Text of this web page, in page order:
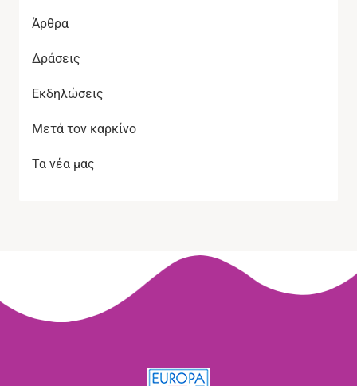
Άρθρα
Δράσεις
Εκδηλώσεις
Μετά τον καρκίνο
Τα νέα μας